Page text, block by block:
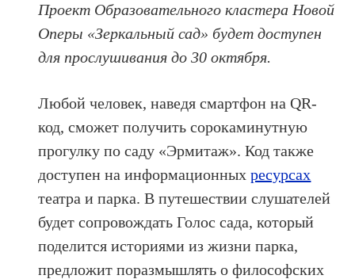
Проект Образовательного кластера Новой
Оперы «Зеркальный сад» будет доступен
для прослушивания до 30 октября.
Любой человек, наведя смартфон на QR-
код, сможет получить сорокаминутную
прогулку по саду «Эрмитаж». Код также
доступен на информационныхресурсах
театра и парка. В путешествии слушателей
будет сопровождать Голос сада, который
поделится историями из жизни парка,
предложит поразмышлять о философских